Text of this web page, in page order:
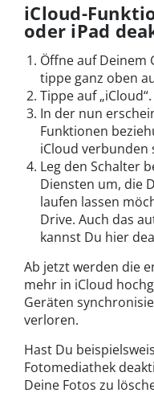
iCloud-
oder iPad
Öffne auf Deinem
tippe ganz oben
Tippe auf „iCloud“.
In der nun
Funktionen
iCloud verbunden
Leg den Schalter
Diensten um, die
laufen lassen
Drive. Auch das
kannst Du hier
Ab jetzt werden die
mehr in iCloud
Geräten
verloren.
Hast Du
Fotomediathek
Deine Fotos zu